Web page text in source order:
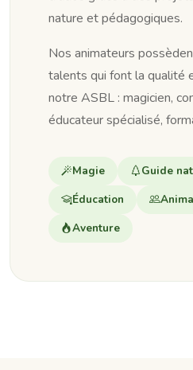
nature et pédagogiques.
Nos animateurs
talents qui font la qualité
notre ASBL : magicien,
éducateur spécialisé,
Magie Guide
Éducation
Aventure